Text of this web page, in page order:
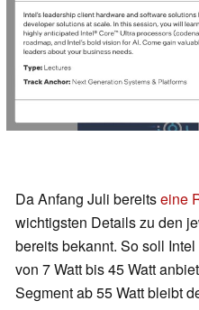
Da Anfang Juli bereitseine
wichtigsten Details zu den
bereits bekannt. So soll
von 7 Watt bis 45 Watt
Segment ab 55 Watt bleibt